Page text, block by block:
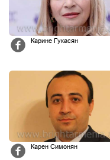
Карине Гукасян
Карен Симонян